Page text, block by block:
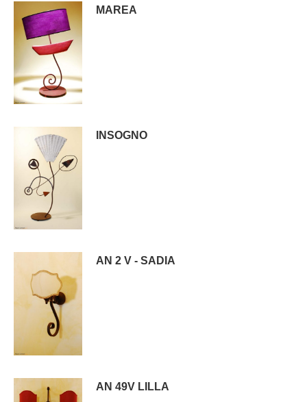
MAREA
INSOGNO
AN 2 V - SADIA
AN 49V LILLA